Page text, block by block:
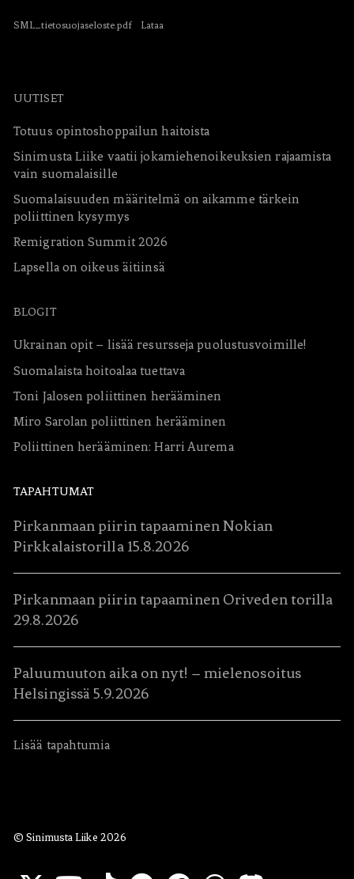
n
l
a
j
a
a
r
v
o
*
e
ä
n
ö
t
*
SML_tietosuojaseloste.pdf Lataa
UUTISET
Totuus opintoshoppailun haitoista
Sinimusta Liike vaatii jokamiehenoikeuksien rajaamista
vain suomalaisille
Suomalaisuuden määritelmä on aikamme tärkein
poliittinen kysymys
Remigration Summit 2026
Lapsella on oikeus äitiinsä
BLOGIT
Ukrainan opit – lisää resursseja puolustusvoimille!
Suomalaista hoitoalaa tuettava
Toni Jalosen poliittinen herääminen
Miro Sarolan poliittinen herääminen
Poliittinen herääminen: Harri Aurema
TAPAHTUMAT
Pirkanmaan piirin tapaaminen Nokian
Pirkkalaistorilla 15.8.2026
Pirkanmaan piirin tapaaminen Oriveden torilla
29.8.2026
Paluumuuton aika on nyt! – mielenosoitus
Helsingissä 5.9.2026
Lisää tapahtumia
© Sinimusta Liike 2026